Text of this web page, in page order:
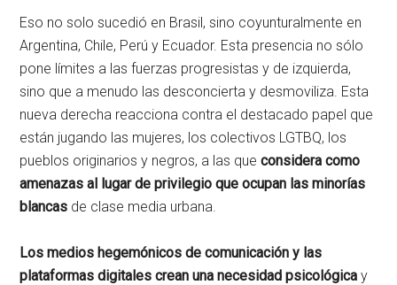
Eso no solo sucedió en Brasil, sino coyunturalmente en
Argentina, Chile, Perú y Ecuador. Esta presencia no sólo
pone límites a las fuerzas progresistas y de izquierda,
sino que a menudo las desconcierta y desmoviliza. Esta
nueva derecha reacciona contra el destacado papel que
están jugando las mujeres, los colectivos LGTBQ, los
pueblos originarios y negros, a las queconsidera como
amenazas al lugar de privilegio que ocupan las minorías
blancas de clase media urbana.
Los medios hegemónicos de comunicación y las
plataformas digitales crean una necesidad psicológica y